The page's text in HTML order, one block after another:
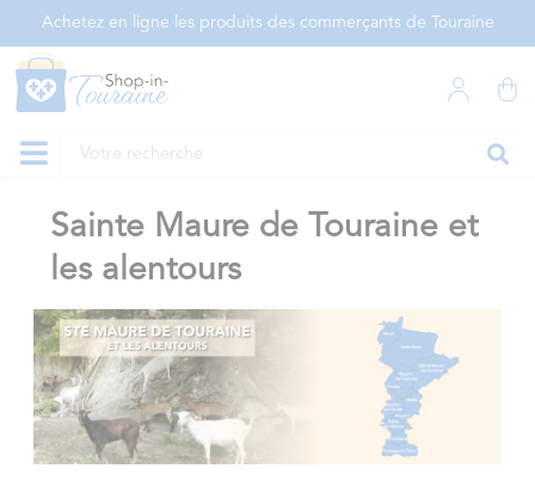
Achetez en ligne les produits des commerçants de Touraine
Sainte Maure de Touraine et
les alentours
Panneau de gestion des cookies